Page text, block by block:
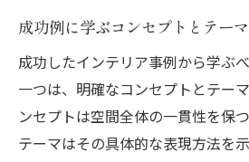
個性を引き立てる家具と
理想の空間を作るためのイン
らの学び
理想の空間を実現するた
用法
成功例に学ぶコンセプトとテー
成功したインテリア事例から学ぶ
一つは、明確なコンセプトとテー
ンセプトは空間全体の一貫性を保
テーマはその具体的な表現方法を